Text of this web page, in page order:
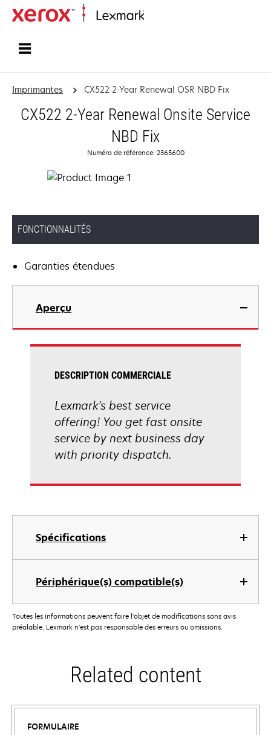
Imprimantes CX522 2-Year Renewal OSR NBD Fix
CX522 2-Year Renewal Onsite Service
NBD Fix
Numéro de référence: 2365600
FONCTIONNALITÉS
Garanties étendues
Aperçu
Spécifications
Périphérique(s) compatible(s)
DESCRIPTION COMMERCIALE
Lexmark's best service
offering! You get fast onsite
service by next business day
with priority dispatch.
Toutes les informations peuvent faire l'objet de modifications sans avis
préalable. Lexmark n'est pas responsable des erreurs ou omissions.
Related content
FORMULAIRE